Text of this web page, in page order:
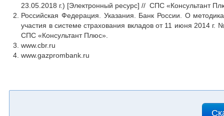
23.05.2018 г.) [Электронный ресурс] // СПС «Консультант
Российская Федерация. Указания. Банк России. О
участия в системе страхования вкладов от 11 июня 2014
СПС «Консультант Плюс».
www.cbr.ru
www.gazprombank.ru